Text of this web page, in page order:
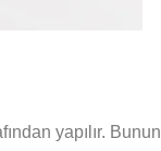
yapılır. Bunun